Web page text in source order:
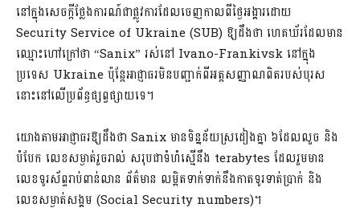
នៅក្នុង​សេចក្តីថ្លែងការណ៍​ជា​ផ្លូវ​ការដែល​ចេញ​កាលពី​ថ្ងៃ​អង្គារ​ដោយ
Security Service of Ukraine (SUB) ឱ្យដឹងថា ហេ​គ​ឃ័​រ​ដែលមាន​
ឈ្មោះ​ហៅ​ក្រៅ​ថា “Sanix” រស់នៅ Ivano-Frankivsk នៅក្នុង​
ប្រទេស Ukraine ប៉ុន្តែ​អាជ្ញាធរ​មិន​បញ្ជាក់​ពី​អត្តសញ្ញាណ​ពិត​របស់​បុរស​
នោះ​នៅលើ​ប្រព័ន្ធ​ផ្សព្វផ្សាយ​ទេ។
យោងតាម​អាជ្ញាធរ​ឱ្យដឹងថា Sanix មាន​ទិន្នន័យ​ស្រដៀង​គ្នា ៦ដែល​លួច និង​
បំបែក លេខ​សម្ងាត់​រួចរាល់ សរុប​ជា​ទំហំ​ស្មើនឹង terabytes ដែល​រួមមាន​
លេខ​ទូរស័ព្ទ​រាប់ពាន់​លាន ព័ត៌មាន លម្អិត​ទាក់​ទាក់​នឹង​កាត​ទូរ​ទាត់​ប្រាក់ និង
លេខ​សម្ងាត់​សង្គម (Social Security numbers)។